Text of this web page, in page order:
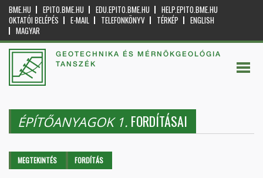
BME.HU EPITO.BME.HU EDU.EPITO.BME.HU
HELP.EPITO.BME.HU
OKTATÓI BELÉPÉS
E-MAIL TELEFONKÖNYV TÉRKÉP
ENGLISH
MAGYAR
GEOTECHNIKA ÉS MÉRNÖKGEOLÓGIA
TANSZÉK
ÉPÍTŐANYAGOK 1. FORDÍTÁSAI
Elsődleges fülek
MEGTEKINTÉS FORDÍTÁS